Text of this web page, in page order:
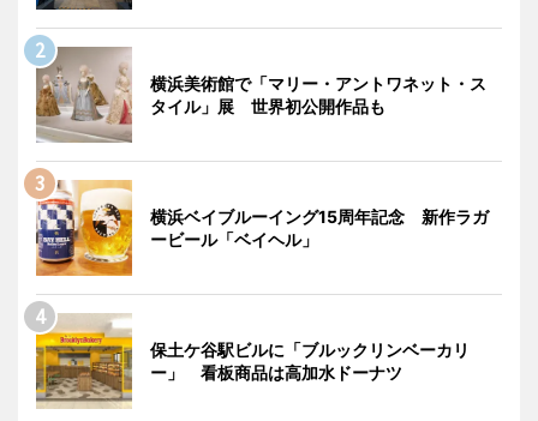
横浜美術館で「マリー・アントワネット・ス
タイル」展 世界初公開作品も
横浜ベイブルーイング15周年記念 新作ラガ
ービール「ベイヘル」
保土ケ谷駅ビルに「ブルックリンベーカリ
ー」 看板商品は高加水ドーナツ